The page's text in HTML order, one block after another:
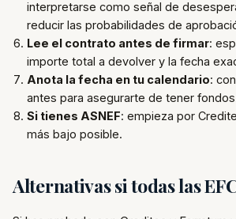
interpretarse como señal de
reducir las probabilidades de
Lee el contrato antes de firmar:
importe total a devolver y la fecha
Anota la fecha en tu calendario:
antes para asegurarte de tener
Si tienes ASNEF: empieza por
más bajo posible.
Alternativas si todas las